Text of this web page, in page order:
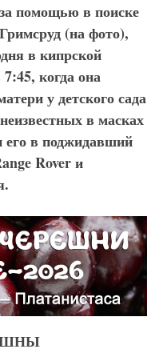
помощью в поиске
(на фото),
в кипрской
когда она
у детского сада
в масках
его в поджидавший
Rover и